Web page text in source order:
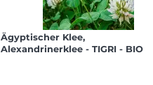
Ägyptischer Klee,
Alexandrinerklee - TIGRI - BIO